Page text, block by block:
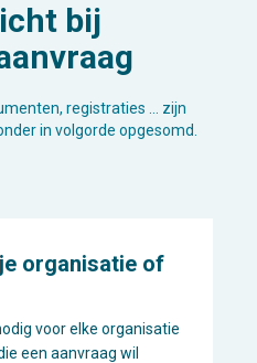
bij
registraties … zijn
in volgorde opgesomd.
organisatie of
voor elke organisatie
een aanvraag wil